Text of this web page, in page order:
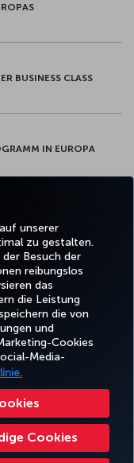
unserer
zu gestalten.
Besuch der
reibungslos
das
die Leistung
die von
und
Cookies
Media-
Cookies
BUSINESS CLASS
IN EUROPA
BlogPinterest
MILES&SMILES
Hinweise Fluggastrechte
Rechte betroffener Personen in der EU